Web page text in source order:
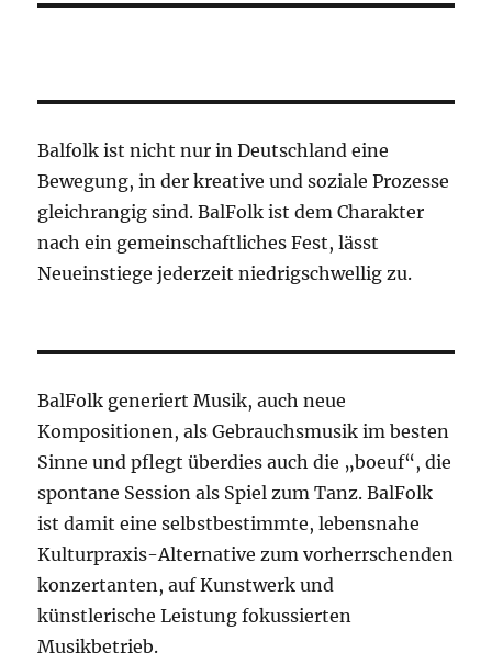
Balfolk ist nicht nur in Deutschland eine
Bewegung, in der kreative und soziale Prozesse
gleichrangig sind. BalFolk ist dem Charakter
nach ein gemeinschaftliches Fest, lässt
Neueinstiege jederzeit niedrigschwellig zu.
BalFolk generiert Musik, auch neue
Kompositionen, als Gebrauchsmusik im besten
Sinne und pflegt überdies auch die „boeuf“, die
spontane Session als Spiel zum Tanz. BalFolk
ist damit eine selbstbestimmte, lebensnahe
Kulturpraxis-Alternative zum vorherrschenden
konzertanten, auf Kunstwerk und
künstlerische Leistung fokussierten
Musikbetrieb.